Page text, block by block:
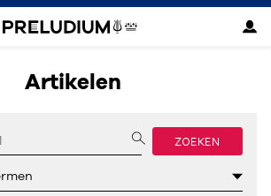
Artikelen
ZOEKEN